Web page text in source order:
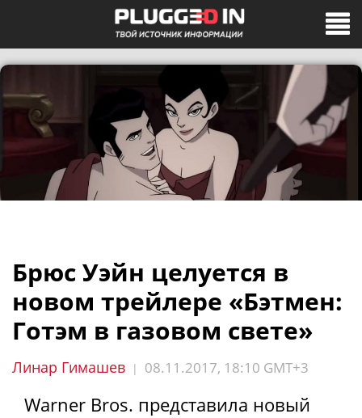
Брюс Уэйн целуется в
новом трейлере «Бэтмен:
Готэм в газовом свете»
Линар Гимашев | 08.11.2017, 18:10 GMT+3
Warner Bros. представила новый